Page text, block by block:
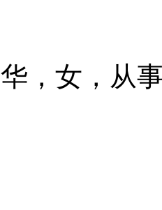
，女，从